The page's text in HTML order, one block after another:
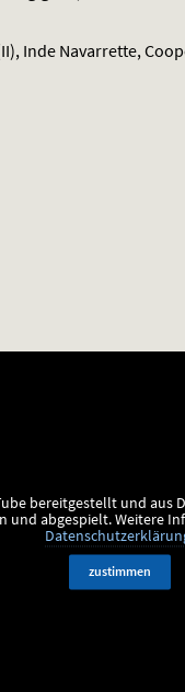
Inde Navarrette,
bereitgestellt und aus
und abgespielt.Weitere
zustimmen